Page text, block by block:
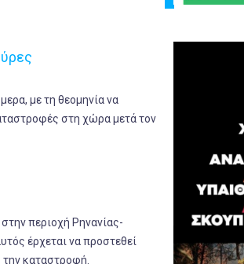
με τη θεομηνία να
στη χώρα μετά τον
περιοχή Ρηνανίας-
έρχεται να προστεθεί
την καταστροφή.